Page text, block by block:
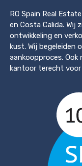
RO Spain Real
en Costa Calida. Wij
ontwikkeling en
kust. Wij begeleiden
aankoopproces.
kantoor terecht